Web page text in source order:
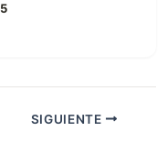
SIGUIENTE